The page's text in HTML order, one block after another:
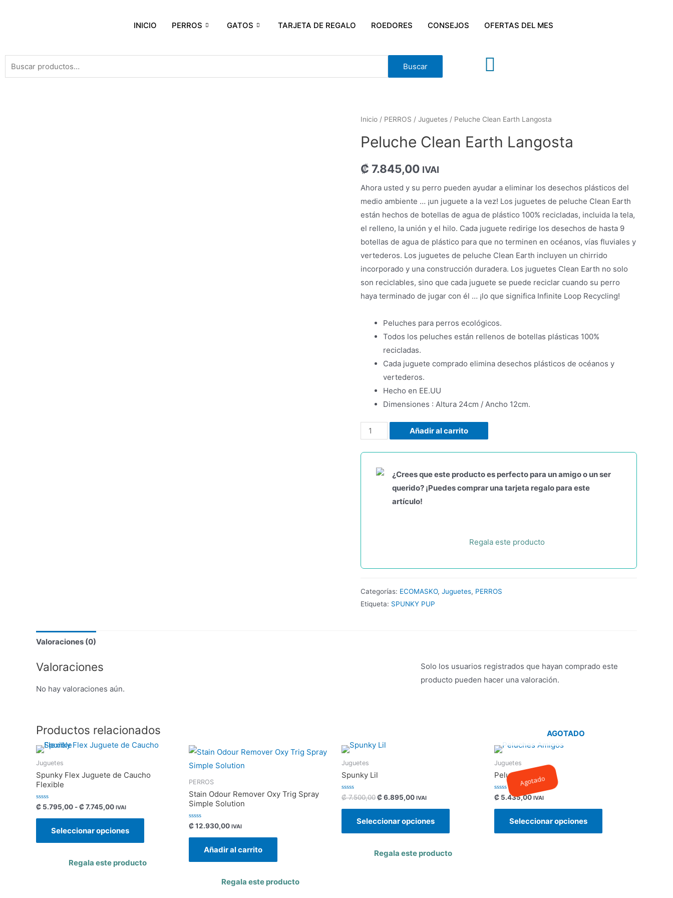
INICIO PERROS GATOS TARJETA DE REGALO ROEDORES CONSEJOS OFERTAS DEL MES
Buscar
Inicio / PERROS / Juguetes / Peluche Clean Earth Langosta
Peluche Clean Earth Langosta
₡ 7.845,00 IVAI
Ahora usted y su perro pueden ayudar a eliminar los desechos plásticos del
medio ambiente … ¡un juguete a la vez! Los juguetes de peluche Clean Earth
están hechos de botellas de agua de plástico 100% recicladas, incluida la tela,
el relleno, la unión y el hilo. Cada juguete redirige los desechos de hasta 9
botellas de agua de plástico para que no terminen en océanos, vías fluviales y
vertederos. Los juguetes de peluche Clean Earth incluyen un chirrido
incorporado y una construcción duradera. Los juguetes Clean Earth no solo
son reciclables, sino que cada juguete se puede reciclar cuando su perro
haya terminado de jugar con él … ¡lo que significa Infinite Loop Recycling!
Peluches para perros ecológicos.
Todos los peluches están rellenos de botellas plásticas 100%
recicladas.
Cada juguete comprado elimina desechos plásticos de océanos y
vertederos.
Hecho en EE.UU
Dimensiones : Altura 24cm / Ancho 12cm.
Añadir al carrito
¿Crees que este producto es perfecto para un amigo o un ser
querido? ¡Puedes comprar una tarjeta regalo para este
artículo!
Regala este producto
Categorías: ECOMASKO, Juguetes, PERROS
Etiqueta: SPUNKY PUP
Valoraciones (0)
Valoraciones
No hay valoraciones aún.
Solo los usuarios registrados que hayan comprado este
producto pueden hacer una valoración.
Productos relacionados
Juguetes
Spunky Flex Juguete de Caucho
Flexible
Valorado
con
0
₡ 5.795,00 -₡7.745,00 IVAI
Seleccionar opciones
Regala este producto
PERROS
Stain Odour Remover Oxy Trig Spray
Simple Solution
Valorado
con
0
₡12.930,00 IVAI
Añadir al carrito
Regala este producto
Juguetes
Spunky Lil
Valorado
con
0
₡7.500,00₡6.895,00 IVAI
Seleccionar opciones
Regala este producto
Agotado
AGOTADO
Juguetes
Peluches Amigos
Valorado
con
0
₡ 5.435,00 IVAI
Seleccionar opciones